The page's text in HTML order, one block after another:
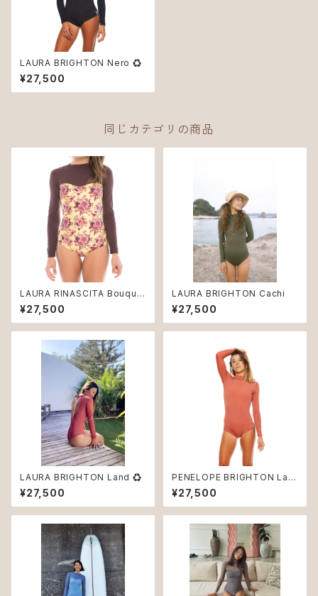
LAURA BRIGHTON Nero ♻︎
¥27,500
同じカテゴリの商品
LAURA RINASCITA Bouque
t
¥27,500
LAURA BRIGHTON Cachi
¥27,500
LAURA BRIGHTON Land ♻︎
¥27,500
PENELOPE BRIGHTON Lan
d ♻︎
¥27,500